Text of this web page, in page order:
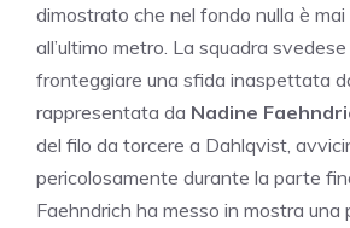
dimostrato che nel fondo nulla è
all’ultimo metro. La squadra
fronteggiare una sfida inaspettata
rappresentata da Nadine
del filo da torcere a Dahlqvist,
pericolosamente durante la parte
Faehndrich ha messo in mostra